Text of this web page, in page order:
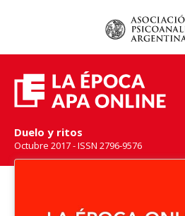
Duelo y ritos
Octubre 2017 - ISSN 2796-9576